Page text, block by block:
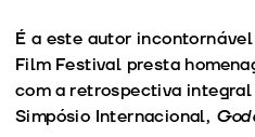
É a este autor
Film Festival presta
com a retrospectiva integral
Simpósio Internacional,